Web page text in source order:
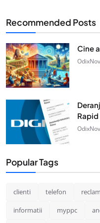
Recommended Posts
Cine
Odix
Odix
Popular Tags
clienti telefon
informatii myppc